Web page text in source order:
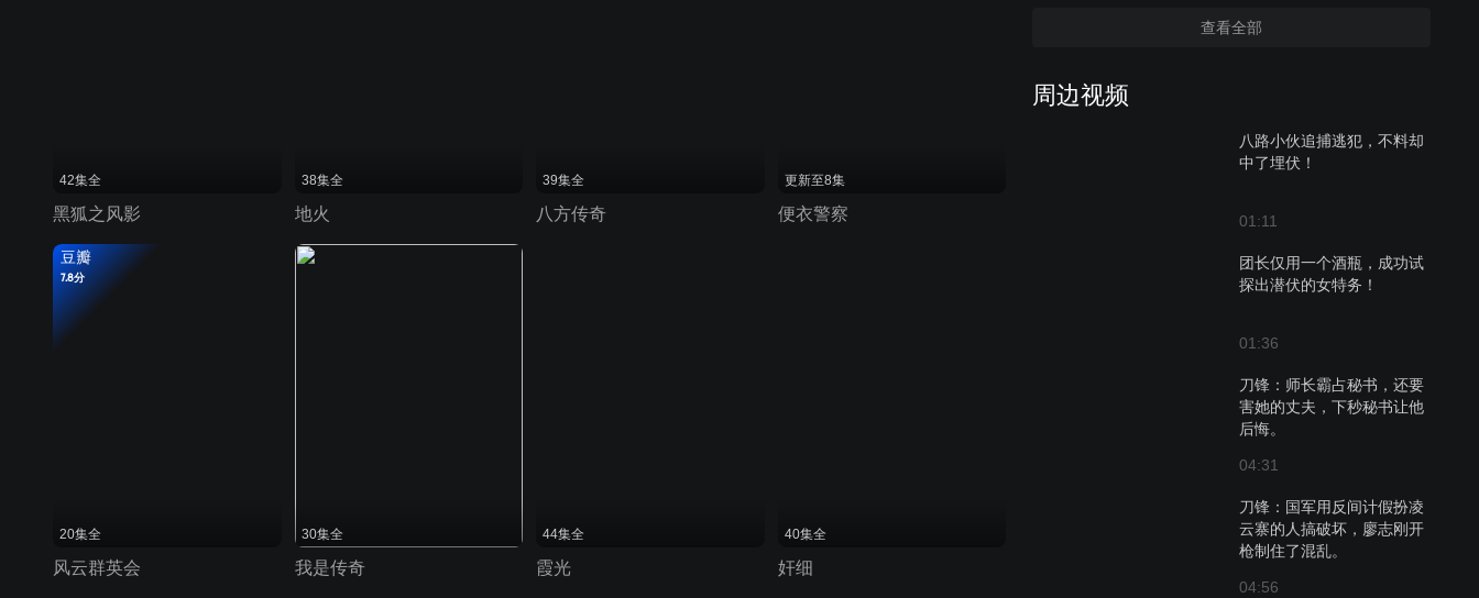
查看全部
周边视频
八路小伙追捕逃犯，不料却
中了埋伏！
01:11
团长仅用一个酒瓶，成功试
探出潜伏的女特务！
01:36
刀锋：师长霸占秘书，还要
害她的丈夫，下秒秘书让他
后悔。
04:31
刀锋：国军用反间计假扮凌
云寨的人搞破坏，廖志刚开
枪制住了混乱。
04:56
42集全
黑狐之风影
38集全
地火
39集全
八方传奇
更新至8集
便衣警察
豆瓣
7.8分
20集全
风云群英会
30集全
我是传奇
44集全
霞光
40集全
奸细